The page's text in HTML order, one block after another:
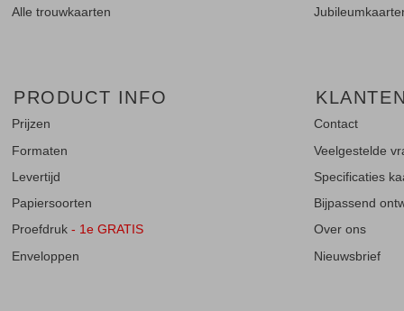
Alle trouwkaarten
PRODUCT INFO
Prijzen
Formaten
Levertijd
Papiersoorten
Proefdruk- 1e GRATIS
Enveloppen
Contact
Veelgestelde
Specificaties
Bijpassend
Over ons
Nieuwsbrief